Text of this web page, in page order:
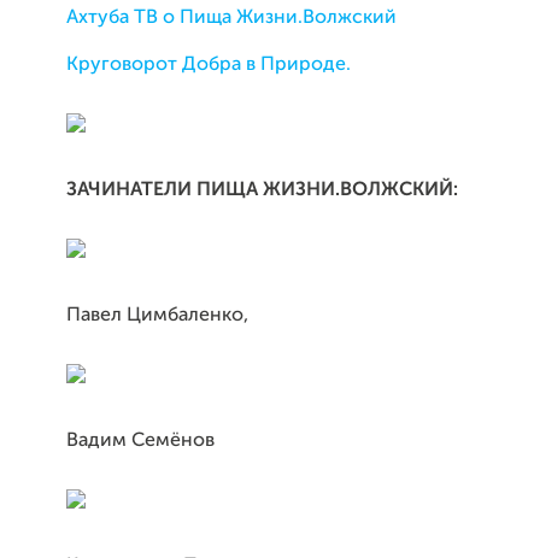
Ахтуба ТВ о Пища Жизни.Волжский
Круговорот Добра в Природе.
ЗАЧИНАТЕЛИ ПИЩА ЖИЗНИ.ВОЛЖСКИЙ:
Павел Цимбаленко,
Вадим Семёнов